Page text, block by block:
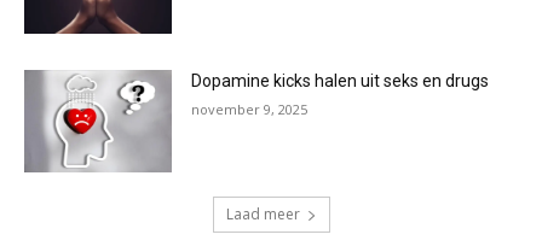
Dopamine kicks halen uit seks en drugs
november 9, 2025
Laad meer